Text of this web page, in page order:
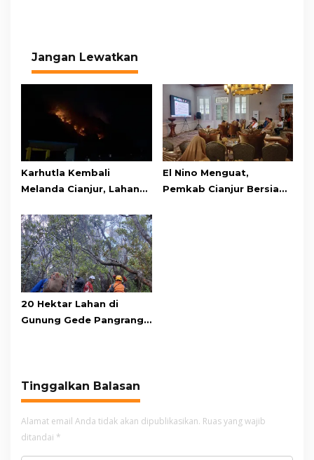
Jangan Lewatkan
Karhutla Kembali
Melanda Cianjur, Lahan
Cibeber Terbakar,
Warga: Sudah Biasa
El Nino Menguat,
Pemkab Cianjur Bersiap
20 Hektar Lahan di
Gunung Gede Pangrango
Tinggalkan Balasan
Alamat email Anda tidak akan dipublikasikan. Ruas yang wajib
ditandai *